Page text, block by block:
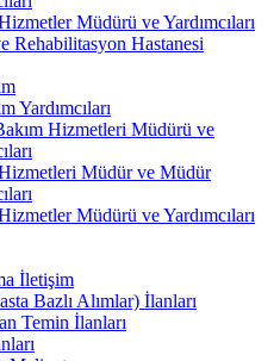
Müdürü ve Yardımcıları
Rehabilitasyon Hastanesi
Yardımcıları
Hizmetleri Müdürü ve
Müdür ve Müdür
Müdürü ve Yardımcıları
İletişim
Bazlı Alımlar) İlanları
Temin İlanları